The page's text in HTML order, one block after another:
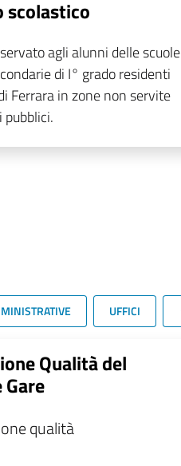
scolastico
agli alunni delle scuole
di I° grado residenti
Ferrara in zone non servite
pubblici.
UFFICI
Qualità del
qualità